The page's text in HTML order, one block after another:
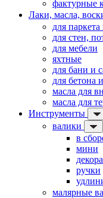
фактурные
Лаки, масла,
для
для стен,
для мебели
яхтные
для бани и
для бетона
масла для
масла для
Инструменты
валики
в
мини
ручки
малярные